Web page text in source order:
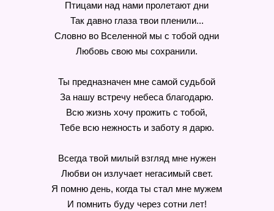
Птицами над нами пролетают дни
Так давно глаза твои пленили...
Словно во Вселенной мы с тобой одни
Любовь свою мы сохранили.
Ты предназначен мне самой судьбой
За нашу встречу небеса благодарю.
Всю жизнь хочу прожить с тобой,
Тебе всю нежность и заботу я дарю.
Всегда твой милый взгляд мне нужен
Любви он излучает негасимый свет.
Я помню день, когда ты стал мне мужем
И помнить буду через сотни лет!